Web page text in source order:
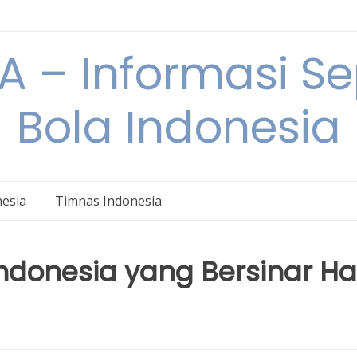
– Informasi
Bola Indonesia
Timnas Indonesia
yang Bersinar